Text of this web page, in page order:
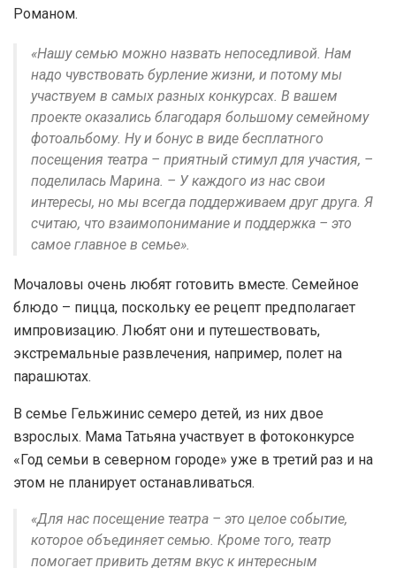
Романом.
«Нашу семью можно назвать непоседливой. Нам
надо чувствовать бурление жизни, и потому мы
участвуем в самых разных конкурсах. В вашем
проекте оказались благодаря большому семейному
фотоальбому. Ну и бонус в виде бесплатного
посещения театра – приятный стимул для участия, –
поделилась Марина. – У каждого из нас свои
интересы, но мы всегда поддерживаем друг друга. Я
считаю, что взаимопонимание и поддержка – это
самое главное в семье».
Мочаловы очень любят готовить вместе. Семейное
блюдо – пицца, поскольку ее рецепт предполагает
импровизацию. Любят они и путешествовать,
экстремальные развлечения, например, полет на
парашютах.
В семье Гельжинис семеро детей, из них двое
взрослых. Мама Татьяна участвует в фотоконкурсе
«Год семьи в северном городе» уже в третий раз и на
этом не планирует останавливаться.
«Для нас посещение театра – это целое событие,
которое объединяет семью. Кроме того, театр
помогает привить детям вкус к интересным